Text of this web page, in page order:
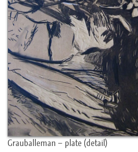
Grauballeman – plate (detail)